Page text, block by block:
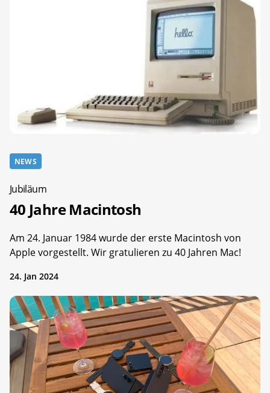
NEWS
Jubiläum
40 Jahre Macintosh
Am 24. Januar 1984 wurde der erste Macintosh von
Apple vorgestellt. Wir gratulieren zu 40 Jahren Mac!
24. Jan 2024